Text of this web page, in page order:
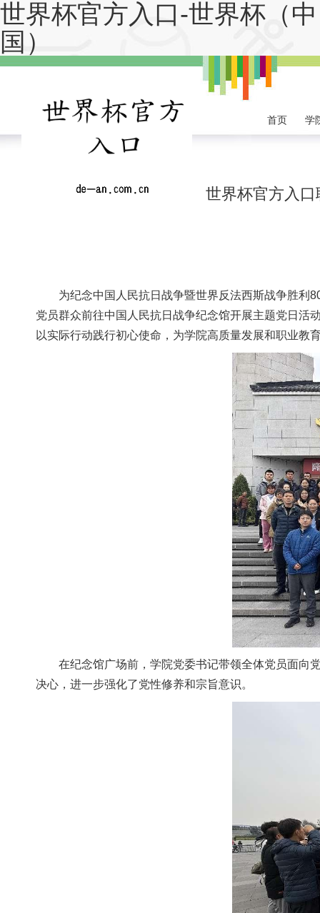
世界杯官方入口-世界杯（中
国）
首页 学
世界杯官方入
为纪念中国人民抗日战争暨世界反法西斯战争胜利80
党员群众前往中国人民抗日战争纪念馆开展主题党日活动
以实际行动践行初心使命，为学院高质量发展和职业教育
在纪念馆广场前，学院党委书记带领全体党员面向党旗
决心，进一步强化了党性修养和宗旨意识。